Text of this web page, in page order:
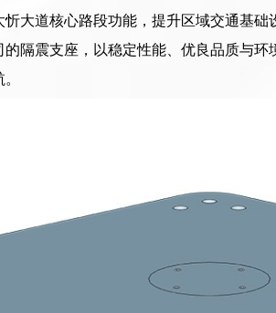
大道核心路段功能，提升区域交通基
隔震支座，以稳定性能、优良品质与